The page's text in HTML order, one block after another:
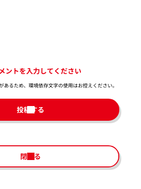
ントを入力してください
るため、環境依存文字の使用はお控えください。​
投稿する
閉じる